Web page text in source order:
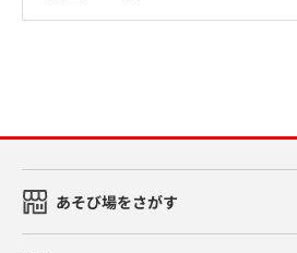
あそび場をさがす